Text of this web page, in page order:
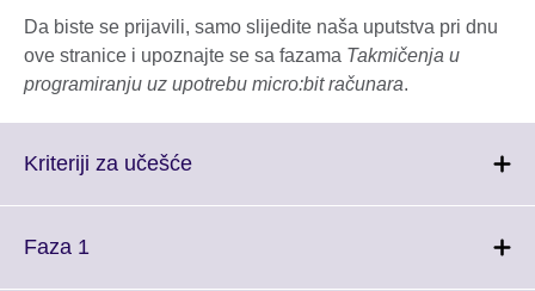
Da biste se prijavili, samo slijedite naša uputstva pri dnu
ove stranice i upoznajte se sa fazama Takmičenja u
programiranju uz upotrebu micro:bit računara.
Kriteriji za učešćeClick
Faza 1